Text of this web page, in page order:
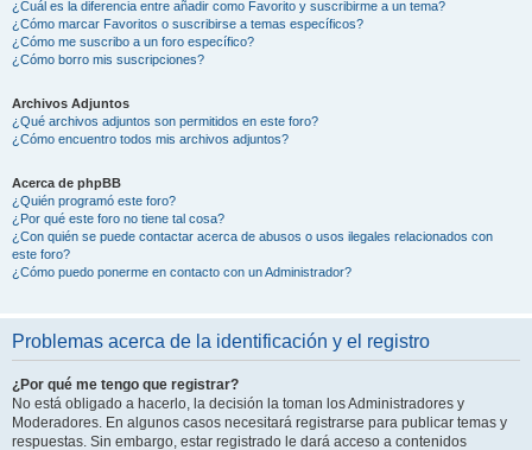
¿Cuál es la diferencia entre añadir como Favorito y suscribirme a un tema?
¿Cómo marcar Favoritos o suscribirse a temas específicos?
¿Cómo me suscribo a un foro específico?
¿Cómo borro mis suscripciones?
Archivos Adjuntos
¿Qué archivos adjuntos son permitidos en este foro?
¿Cómo encuentro todos mis archivos adjuntos?
Acerca de phpBB
¿Quién programó este foro?
¿Por qué este foro no tiene tal cosa?
¿Con quién se puede contactar acerca de abusos o usos ilegales relacionados con
este foro?
¿Cómo puedo ponerme en contacto con un Administrador?
Problemas acerca de la identificación y el registro
¿Por qué me tengo que registrar?
No está obligado a hacerlo, la decisión la toman los Administradores y
Moderadores. En algunos casos necesitará registrarse para publicar temas y
respuestas. Sin embargo, estar registrado le dará acceso a contenidos